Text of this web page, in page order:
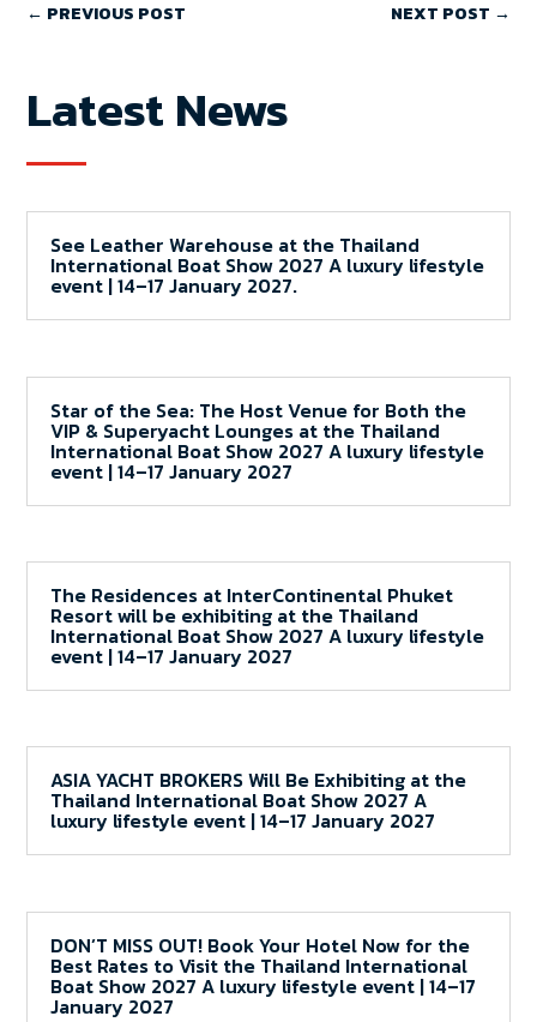
← PREVIOUS POST NEXT POST →
Latest News
See Leather Warehouse at the Thailand
International Boat Show 2027 A luxury lifestyle
event | 14–17 January 2027.
Star of the Sea: The Host Venue for Both the
VIP & Superyacht Lounges at the Thailand
International Boat Show 2027 A luxury lifestyle
event | 14–17 January 2027
The Residences at InterContinental Phuket
Resort will be exhibiting at the Thailand
International Boat Show 2027 A luxury lifestyle
event | 14–17 January 2027
ASIA YACHT BROKERS Will Be Exhibiting at the
Thailand International Boat Show 2027 A
luxury lifestyle event | 14–17 January 2027
DON’T MISS OUT! Book Your Hotel Now for the
Best Rates to Visit the Thailand International
Boat Show 2027 A luxury lifestyle event | 14–17
January 2027